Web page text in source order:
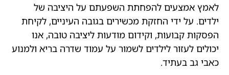
לאמץ אמצעים להפחתת השפעתם על היציבה של
ילדים. על ידי החזקת מכשירים בגובה העיניים, לקיחת
הפסקות קבועות, וקידום מודעות ליציבה טובה, אנו
יכולים לעזור לילדים לשמור על עמוד שדרה בריא ולמנוע
כאבי גב בעתיד.